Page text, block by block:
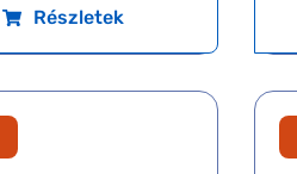
Részletek